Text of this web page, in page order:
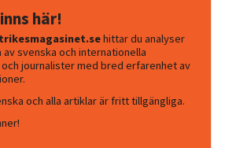
här!
hittar du analyser
svenska och internationella
journalister med bred erfarenhet av
och alla artiklar är fritt tillgängliga.